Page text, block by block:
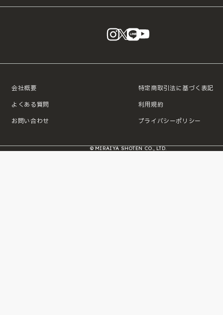
instagram
X LINE
会社概要
よくある質問
お問い合わせ
特定商取引法に基づく表記
利用規約
プライバシーポリシー
© MIRAIYA SHOTEN CO., LTD.